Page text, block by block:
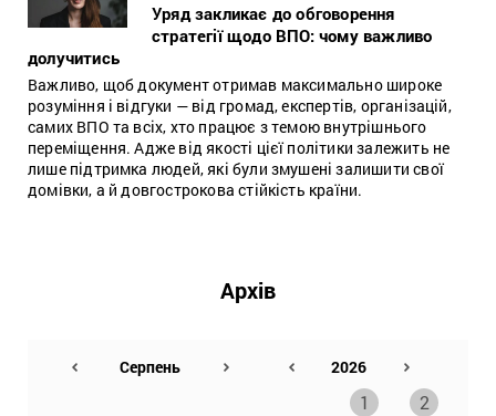
Уряд закликає до обговорення
стратегії щодо ВПО: чому важливо
долучитись
Важливо, щоб документ отримав максимально широке
розуміння і відгуки — від громад, експертів, організацій,
самих ВПО та всіх, хто працює з темою внутрішнього
переміщення. Адже від якості цієї політики залежить не
лише підтримка людей, які були змушені залишити свої
домівки, а й довгострокова стійкість країни.
Архів
1
2